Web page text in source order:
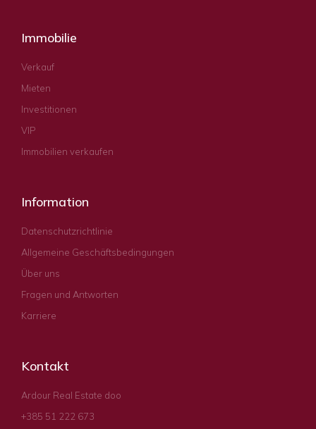
Immobilie
Verkauf
Mieten
Investitionen
VIP
Immobilien verkaufen
Information
Datenschutzrichtlinie
Allgemeine Geschäftsbedingungen
Über uns
Fragen und Antworten
Karriere
Kontakt
Ardour Real Estate doo
+385 51 222 673